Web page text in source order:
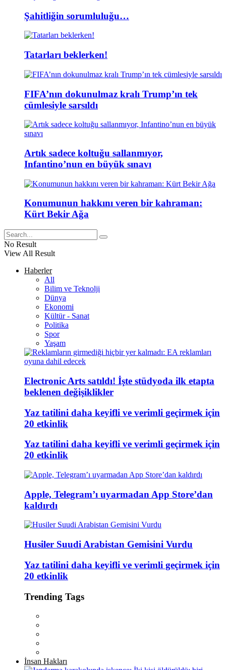
Şahitliğin sorumluluğu…
Tatarları beklerken!
FIFA’nın dokunulmaz kralı Trump’ın tek
cümlesiyle sarsıldı
Artık sadece koltuğu sallanmıyor,
Infantino’nun en büyük sınavı
Konumunun hakkını veren bir kahraman:
Kürt Bekir Ağa
No Result
View All Result
Haberler
All
Bilim ve Teknolji
Dünya
Ekonomi
Kültür - Sanat
Politika
Spor
Yaşam
Electronic Arts satıldı! İşte stüdyoda ilk etapta
beklenen değişiklikler
Yaz tatilini daha keyifli ve verimli geçirmek için
20 etkinlik
Yaz tatilini daha keyifli ve verimli geçirmek için
20 etkinlik
Apple, Telegram’ı uyarmadan App Store’dan
kaldırdı
Husiler Suudi Arabistan Gemisini Vurdu
Yaz tatilini daha keyifli ve verimli geçirmek için
20 etkinlik
Trending Tags
İnsan Hakları